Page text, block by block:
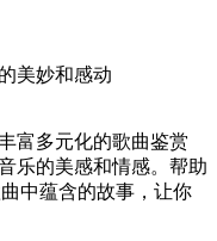
美妙和感动
富多元化的歌曲鉴赏
乐的美感和情感。帮助
中蕴含的故事，让你